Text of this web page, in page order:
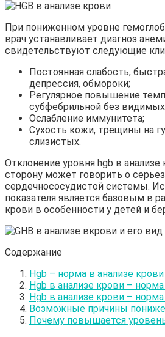
При пониженном уровне
врач устанавливает диагноз
свидетельствуют следующие
Постоянная слабость,
депрессия, обмороки;
Регулярное повышение
субфебрильной без
Ослабление иммунитета;
Сухость кожи, трещины на
слизистых.
Отклонение уровня hgb в
сторону может говорить о
сердечнососудистой системы.
показателя является базовым в
крови в особенности у детей и
Содержание
Hgb – норма в анализе
Hgb в анализе крови –
Hgb в анализе крови –
Возможные причины
Почему повышается